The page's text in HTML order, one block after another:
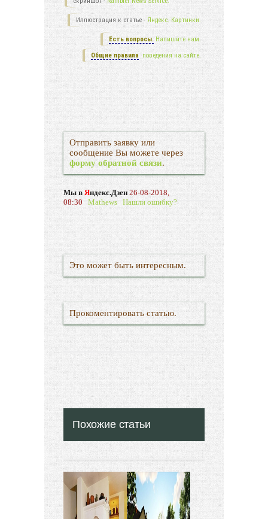
Иллюстрация к статье - Яндекс. Картинки.
Есть вопросы. Напишите нам.
Общие правила поведения на сайте.
Отправить заявку или
сообщение Вы можете через
форму обратной связи.
Мы вЯндекс.Дзен 26-08-2018,
08:30 Mathews Нашли ошибку?
Это может быть интересным.
Прокоментировать статью.
Похожие статьи